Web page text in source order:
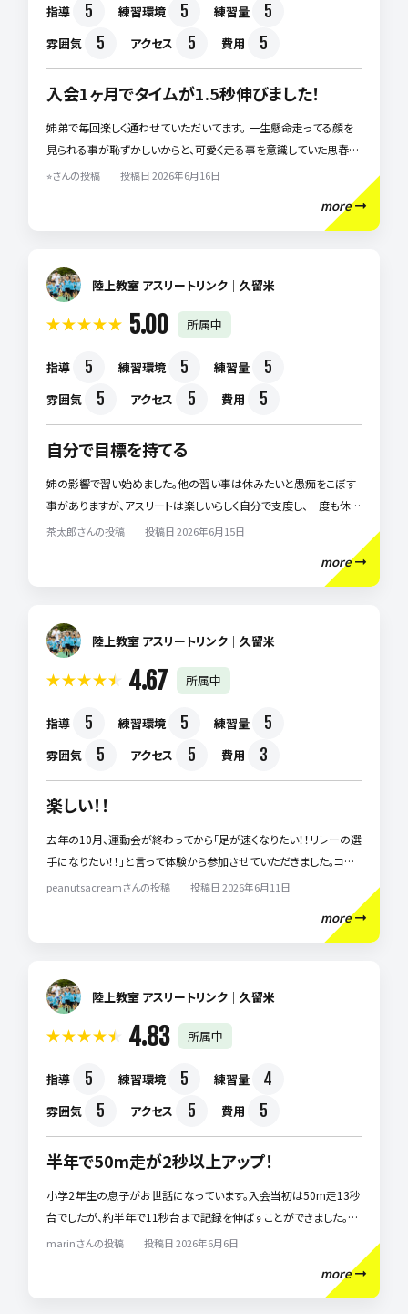
指導 5 練習環境 5 練習量 5
雰囲気 5 アクセス 5 費用 5
入会1ヶ月でタイムが1.5秒伸びました！
姉弟で毎回楽しく通わせていただいてます。 一生懸命走ってる顔を
見られる事が恥ずかしいからと、可愛く走る事を意識していた思春期
の女の子と、ただただ走る事が好きで全力すぎてすぐにバテてしまう
てくれたのが、こちらのクラブです。タイムの伸びにも驚きですが何よ
に励めています。
⭐︎さんの投稿 投稿日 2026年6月16日
more
陸上教室 アスリートリンク｜久留米
5.00 所属中
指導 5 練習環境 5 練習量 5
雰囲気 5 アクセス 5 費用 5
自分で目標を持てる
姉の影響で習い始めました。他の習い事は休みたいと愚痴をこぼす
事がありますが、アスリートは楽しいらしく自分で支度し、一度も休み
たいとも言わず、月に一度の50M記録更新を目標に頑張っています。
少しずつタイムが縮まるのが嬉しい様です。心も体も一緒に成長でき
茶太郎さんの投稿 投稿日 2026年6月15日
more
陸上教室 アスリートリンク｜久留米
4.67 所属中
指導 5 練習環境 5 練習量 5
雰囲気 5 アクセス 5 費用 3
楽しい！！
去年の10月、運動会が終わってから「足が速くなりたい！！リレーの選
手になりたい！！」と言って体験から参加させていただきました。コー
チたちは優しく丁寧に対応してくださります。毎回レッスンの後は「楽
早くなってきていることも練習の励みになっています。コーチから褒
peanutsacreamさんの投稿 投稿日 2026年6月11日
more
陸上教室 アスリートリンク｜久留米
4.83 所属中
指導 5 練習環境 5 練習量 4
雰囲気 5 アクセス 5 費用 5
半年で50m走が2秒以上アップ！
小学2年生の息子がお世話になっています。入会当初は50m走13秒
台でしたが、約半年で11秒台まで記録を伸ばすことができました。コ
ーチが一人ひとりに合わせて丁寧に指導してくださるので、本人も
marinさんの投稿 投稿日 2026年6月6日
more